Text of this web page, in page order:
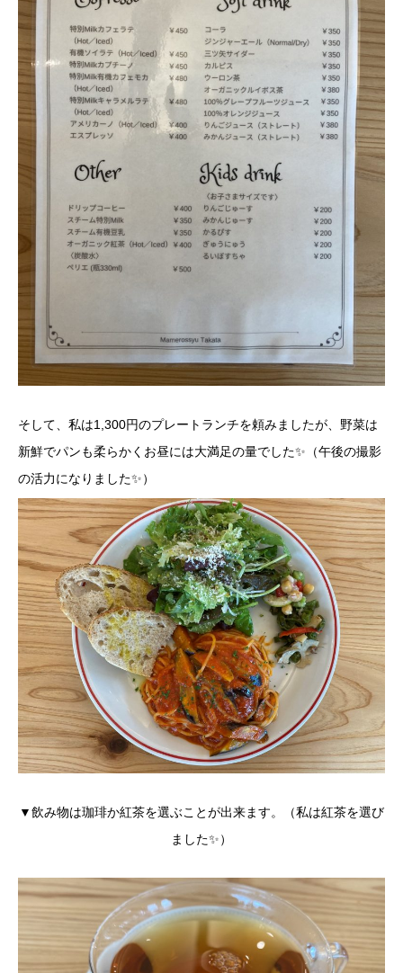
そして、私は1,300円のプレートランチを頼みましたが、野菜は
新鮮でパンも柔らかくお昼には大満足の量でした✨（午後の撮影
の活力になりました✨）
▼飲み物は珈琲か紅茶を選ぶことが出来ます。（私は紅茶を選び
ました✨）